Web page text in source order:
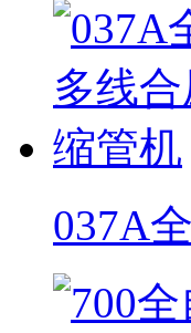
037A